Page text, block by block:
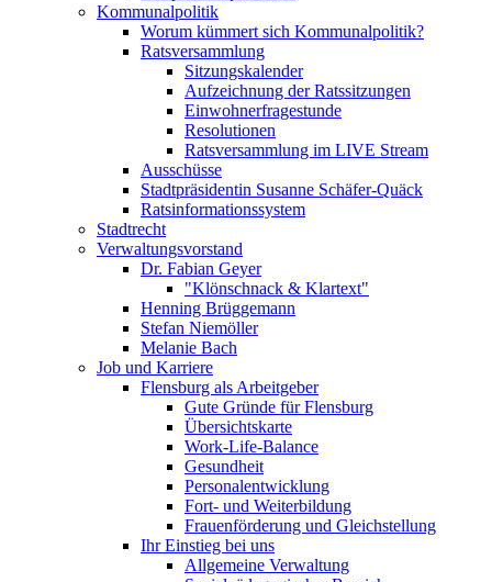
Kommunalpolitik
Worum kümmert sich Kommunalpolitik?
Ratsversammlung
Sitzungskalender
Aufzeichnung der Ratssitzungen
Einwohnerfragestunde
Resolutionen
Ratsversammlung im LIVE Stream
Ausschüsse
Stadtpräsidentin Susanne Schäfer-Quäck
Ratsinformationssystem
Stadtrecht
Verwaltungsvorstand
Dr. Fabian Geyer
"Klönschnack & Klartext"
Henning Brüggemann
Stefan Niemöller
Melanie Bach
Job und Karriere
Flensburg als Arbeitgeber
Gute Gründe für Flensburg
Übersichtskarte
Work-Life-Balance
Gesundheit
Personalentwicklung
Fort- und Weiterbildung
Frauenförderung und Gleichstellung
Ihr Einstieg bei uns
Allgemeine Verwaltung